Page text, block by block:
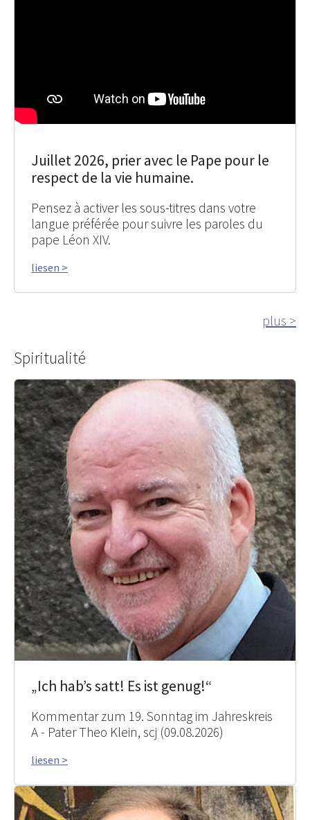
Juillet 2026, prier avec le Pape pour le
respect de la vie humaine.
Pensez à activer les sous-titres dans votre
langue préférée pour suivre les paroles du
pape Léon XIV.
liesen >
plus >
Spiritualité
„Ich hab’s satt! Es ist genug!“
Kommentar zum 19. Sonntag im Jahreskreis
A - Pater Theo Klein, scj (09.08.2026)
liesen >